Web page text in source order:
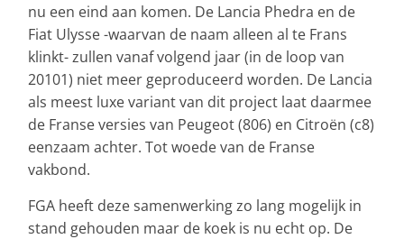
nu een eind aan komen. De Lancia Phedra en de
Fiat Ulysse -waarvan de naam alleen al te Frans
klinkt- zullen vanaf volgend jaar (in de loop van
20101) niet meer geproduceerd worden. De Lancia
als meest luxe variant van dit project laat daarmee
de Franse versies van Peugeot (806) en Citroën (c8)
eenzaam achter. Tot woede van de Franse
vakbond.
FGA heeft deze samenwerking zo lang mogelijk in
stand gehouden maar de koek is nu echt op. De